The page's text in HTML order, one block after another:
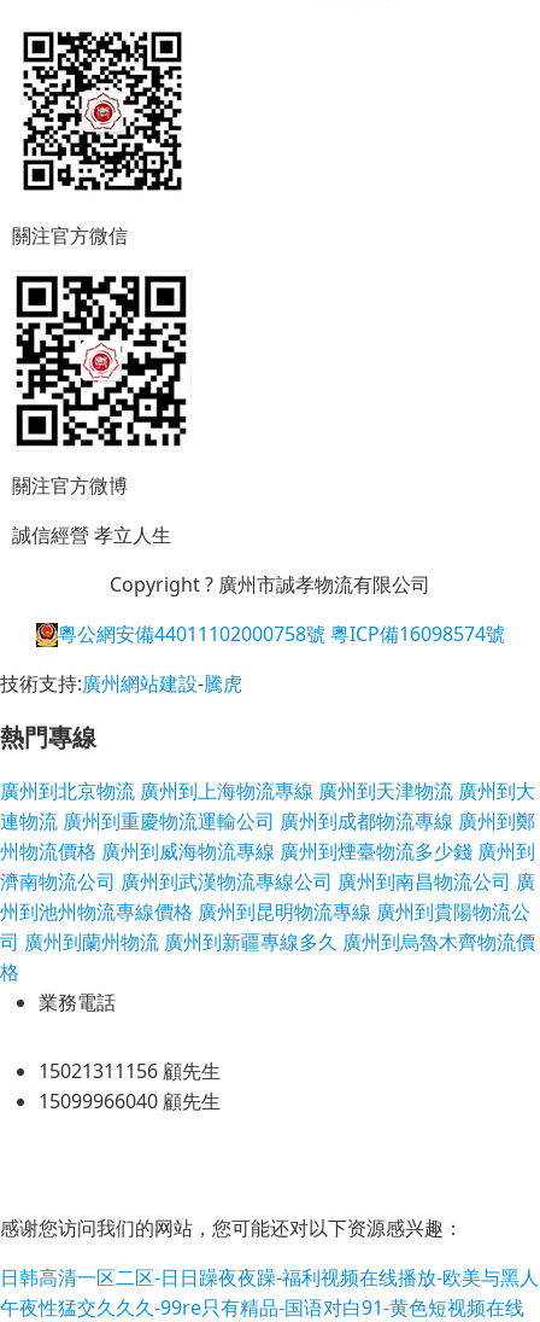
關注官方微信
關注官方微博
誠信經營孝立人生
Copyright ? 廣州市誠孝物流有限公司
粵公網安備44011102000758號 粵ICP備16098574號
技術支持:廣州網站建設-騰虎
熱門專線
廣州到北京物流 廣州到上海物流專線 廣州到天津物流 廣州到大
連物流 廣州到重慶物流運輸公司 廣州到成都物流專線 廣州到鄭
州物流價格 廣州到威海物流專線 廣州到煙臺物流多少錢 廣州到
濟南物流公司 廣州到武漢物流專線公司 廣州到南昌物流公司 廣
州到池州物流專線價格 廣州到昆明物流專線 廣州到貴陽物流公
司 廣州到蘭州物流 廣州到新疆專線多久 廣州到烏魯木齊物流價
格
業務電話
15021311156 顧先生
15099966040 顧先生
感谢您访问我们的网站，您可能还对以下资源感兴趣：
日韩高清一区二区-日日躁夜夜躁-福利视频在线播放-欧美与黑人
午夜性猛交久久久-99re只有精品-国语对白91-黄色短视频在线